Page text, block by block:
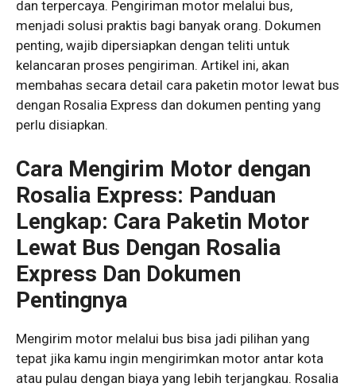
dan terpercaya. Pengiriman motor melalui bus,
menjadi solusi praktis bagi banyak orang. Dokumen
penting, wajib dipersiapkan dengan teliti untuk
kelancaran proses pengiriman. Artikel ini, akan
membahas secara detail cara paketin motor lewat bus
dengan Rosalia Express dan dokumen penting yang
perlu disiapkan.
Cara Mengirim Motor dengan
Rosalia Express: Panduan
Lengkap: Cara Paketin Motor
Lewat Bus Dengan Rosalia
Express Dan Dokumen
Pentingnya
Mengirim motor melalui bus bisa jadi pilihan yang
tepat jika kamu ingin mengirimkan motor antar kota
atau pulau dengan biaya yang lebih terjangkau. Rosalia